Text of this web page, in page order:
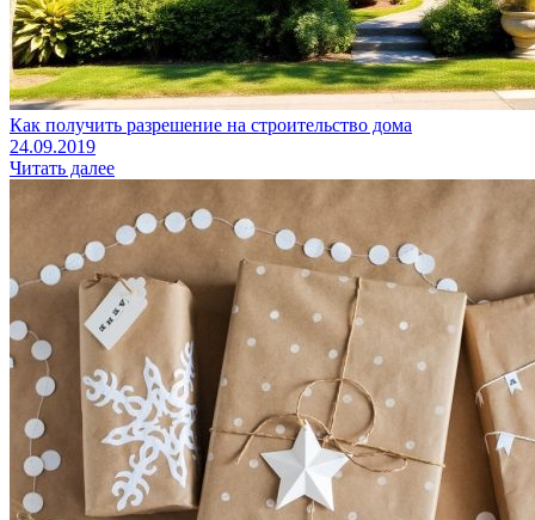
Как получить разрешение на строительство дома
24.09.2019
Читать далее